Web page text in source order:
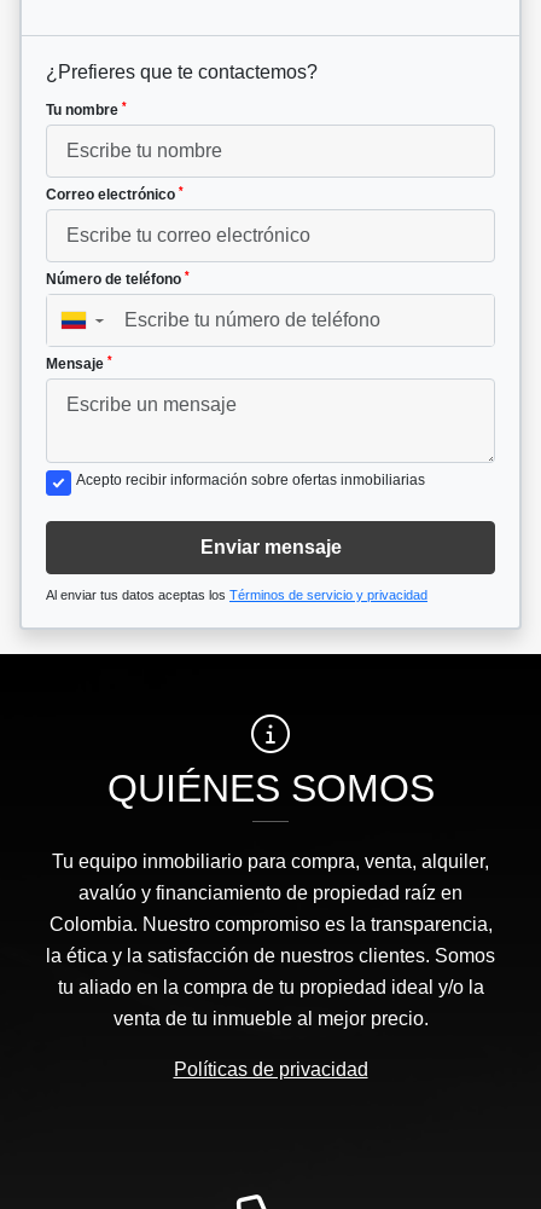
¿Prefieres que te contactemos?
Tu nombre *
Correo electrónico *
Número de teléfono *
▼
Mensaje *
Acepto recibir información sobre ofertas inmobiliarias
Enviar mensaje
Al enviar tus datos aceptas los Términos de servicio y privacidad
QUIÉNES SOMOS
Tu equipo inmobiliario para compra, venta, alquiler,
avalúo y financiamiento de propiedad raíz en
Colombia. Nuestro compromiso es la transparencia,
la ética y la satisfacción de nuestros clientes. Somos
tu aliado en la compra de tu propiedad ideal y/o la
venta de tu inmueble al mejor precio.
Políticas de privacidad